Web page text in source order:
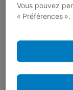
Politique et Sociétés
Site de la revue:
Vous pouvez
« Préférences ».